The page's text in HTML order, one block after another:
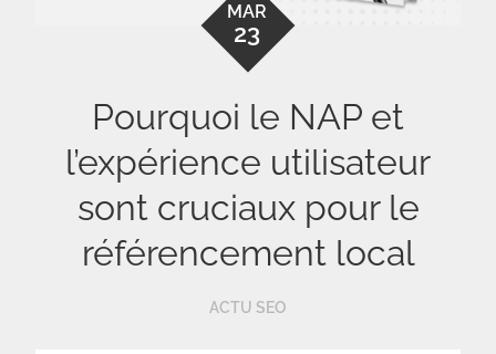
MAR
23
Pourquoi le NAP et
l’expérience utilisateur
sont cruciaux pour le
référencement local
ACTU SEO